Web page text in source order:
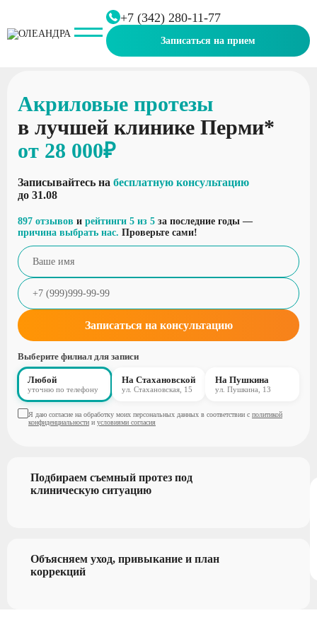
+7 (342) 280-11-77
Записаться на прием
Акриловые протезы
Акриловые протезы
в лучшей клинике Перми*
от 28 000₽
Записывайтесь на бесплатную консультацию
до 31.08
897 отзывов и рейтинги 5 из 5 за последние годы —
причина выбрать нас. Проверьте сами!
Записаться на консультацию
Выберите филиал для записи
Любой
уточню по телефону
На Стахановской
ул. Стахановская, 15
На Пушкина
ул. Пушкина, 13
Я даю согласие на обработку моих персональных данных в соответствии с политикой
конфиденциальности и условиями согласия
Подбираем съемный протез под
клиническую ситуацию
Объясняем уход, привыкание и план
коррекций